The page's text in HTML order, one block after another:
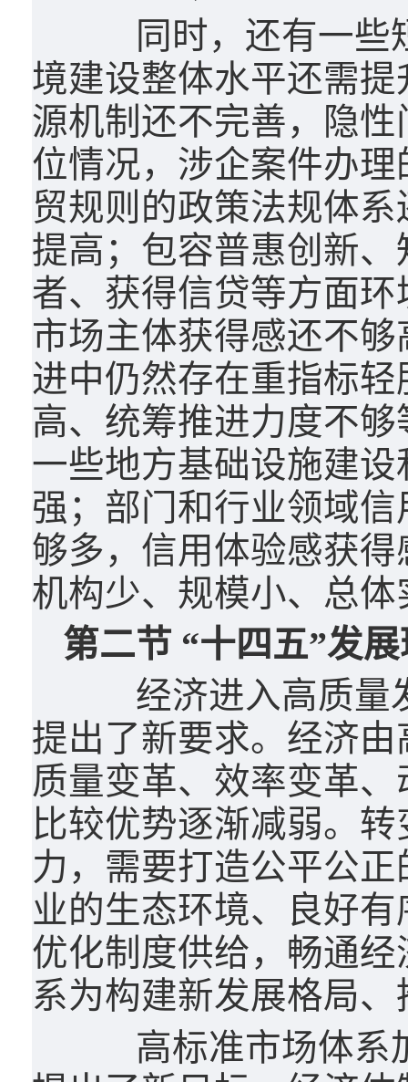
同时，还有一些短
境建设整体水平还需
源机制还不完善，隐
位情况，涉企案件办
贸规则的政策法规体
提高；包容普惠创新
者、获得信贷等方面
市场主体获得感还不
进中仍然存在重指标
高、统筹推进力度不
一些地方基础设施建
强；部门和行业领域
够多，信用体验感获
机构少、规模小、总
第二节 “十四五”发
经济进入高质量发
提出了新要求。经济
质量变革、效率变革
比较优势逐渐减弱。
力，需要打造公平公
业的生态环境、良好
优化制度供给，畅通
系为构建新发展格局
高标准市场体系加